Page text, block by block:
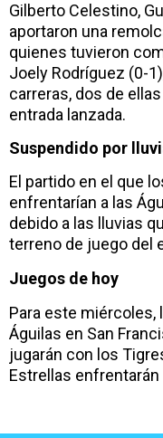
Gilberto Celestino,
aportaron una
quienes tuvieron
Joely Rodríguez (0-
carreras, dos de
entrada lanzada.
Suspendido por
El partido en el que
enfrentarían a las
debido a las lluvias
terreno de juego del
Juegos de hoy
Para este miércoles,
Águilas en San
jugarán con los
Estrellas enfrentarán